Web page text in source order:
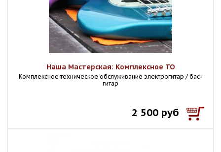
Наша Мастерская: Комплексное ТО
Комплексное техническое обслуживание электрогитар / бас-
гитар
2 500 руб